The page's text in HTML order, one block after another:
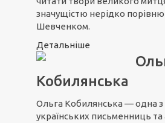
значущістю нерідко
Шевченком.
Детальніше
Кобилянська
Ольга Кобилянська — одна з
українських письменниць та